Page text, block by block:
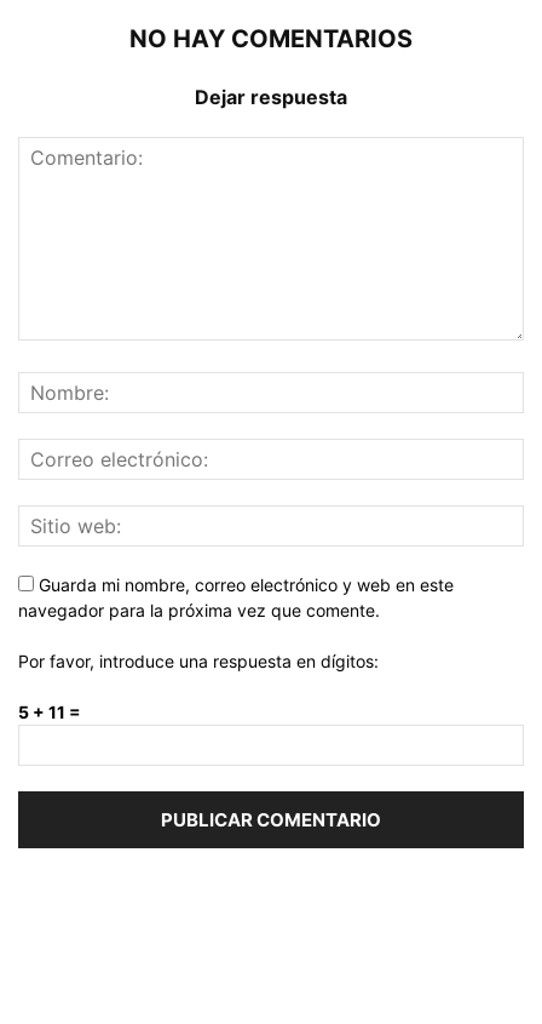
NO HAY COMENTARIOS
Dejar respuesta
Guarda mi nombre, correo electrónico y web en este
navegador para la próxima vez que comente.
Por favor, introduce una respuesta en dígitos:
5 + 11 =